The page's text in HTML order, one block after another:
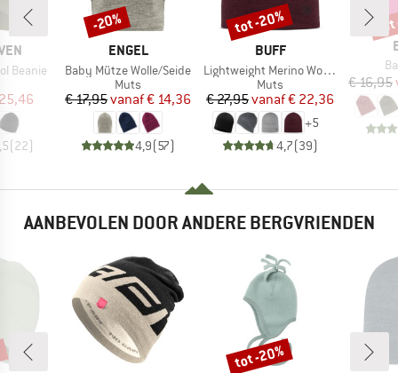
Beanie
prijs
(22)
MERK
ENGEL
Artikel
Baby Mütze Wolle/Seide
Productgroep
Muts
Prijs
€ 17,95 Verlaagde prijs
vanaf€ 14,36
4,9(57)
Korting
-20%
MERK
BUFF
Artikel
Lightweight Merino Wool Hat
Productgroep
Muts
Prijs
€ 27,95 Verlaagde prijs
vanaf€ 22,36
+5
4,7(39)
Korting
tot -20%
€ 16,95
AANBEVOLEN DOOR ANDERE BERGVRIENDEN
Korting
tot -20%